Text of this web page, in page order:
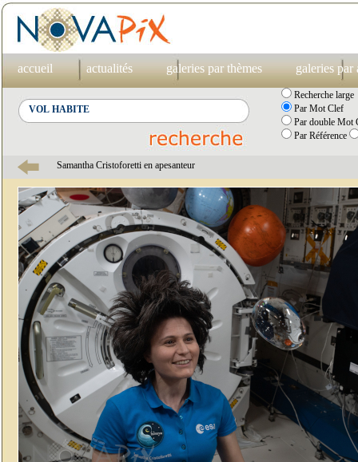
accueil actualités galeries par thèmes galeries par
Recherche large
Par Mot Clef
Par double Mot
Par Référence
Samantha Cristoforetti en apesanteur